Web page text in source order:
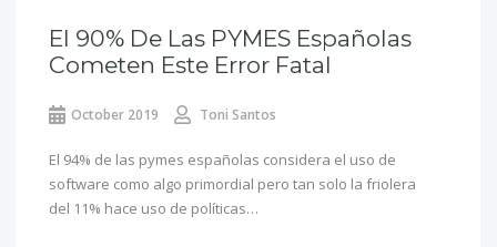
El 90% De Las PYMES Españolas
Cometen Este Error Fatal
October 2019 Toni Santos
El 94% de las pymes españolas considera el uso de
software como algo primordial pero tan solo la friolera
del 11% hace uso de políticas…